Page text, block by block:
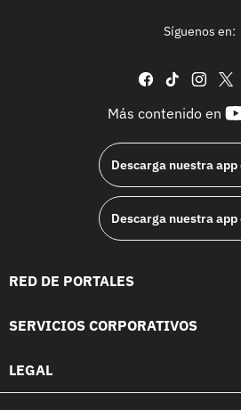
Síguenos en:
facebook
tiktok
Más contenido en
Descarga nuestra app
Descarga nuestra app
RED DE PORTALES
SERVICIOS CORPORATIVOS
LEGAL